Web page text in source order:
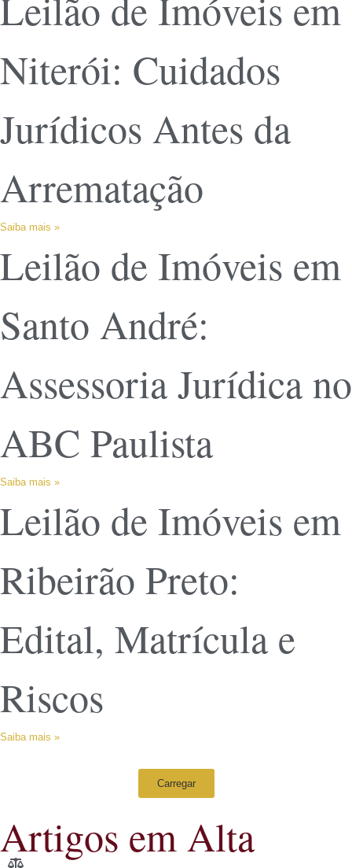
Niterói: Cuidados
Jurídicos Antes da
Arrematação
Saiba mais »
Leilão de Imóveis em
Santo André:
Assessoria Jurídica no
ABC Paulista
Saiba mais »
Leilão de Imóveis em
Ribeirão Preto:
Edital, Matrícula e
Riscos
Saiba mais »
Carregar
Artigos em Alta